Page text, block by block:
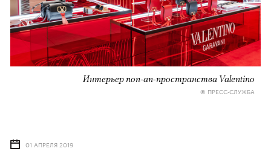
Интерьер поп-ап-пространства Valentino
© ПРЕСС-СЛУЖБА
01 АПРЕЛЯ 2019